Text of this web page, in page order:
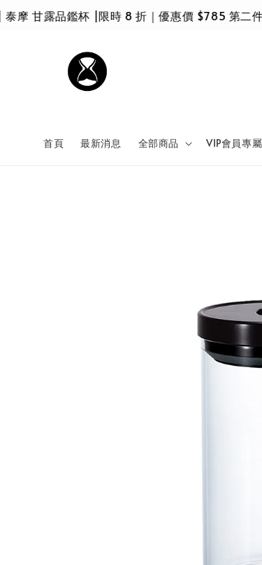
甘露品鑑杯 |限時 8 折｜優惠價 $785 第二件再
首頁 最新消息 全部商品 VIP會員專